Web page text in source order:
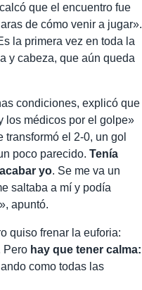
que el encuentro fue
de cómo venir a jugar».
la primera vez en toda la
y cabeza, que aún queda
condiciones, explicó que
los médicos por el golpe»
el 2-0, un gol
poco parecido.Tenía
yo. Se me va un
saltaba a mí y podía
apuntó.
quiso frenar la euforia:
Pero hay que tener calma:
como todas las